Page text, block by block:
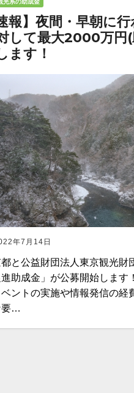
光系の助成金
報】夜間・早朝に
して最大2000万円
ます！
年7月14日
と公益財団法人東京観光財
進助成金」が公募開始します
ベントの実施や情報発信の経
要…